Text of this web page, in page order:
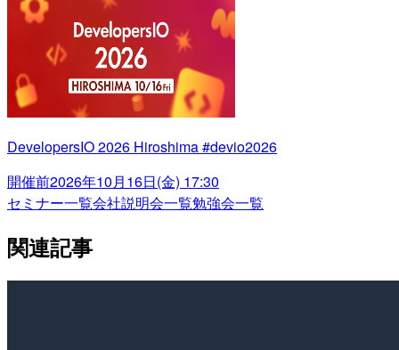
DevelopersIO 2026 Hiroshima #devio2026
開催前2026年10月16日(金) 17:30
セミナー一覧会社説明会一覧勉強会一覧
関連記事